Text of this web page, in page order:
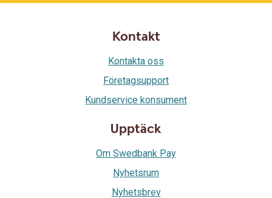
Kontakt
Kontakta oss
Företagsupport
Kundservice konsument
Upptäck
Om Swedbank Pay
Nyhetsrum
Nyhetsbrev